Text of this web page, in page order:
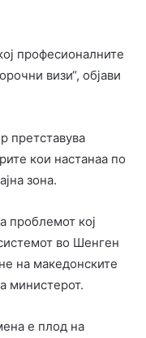
професионалните
визи“, објави
претставува
кои настанаа по
зона.
проблемот кој
во Шенген
на македонските
министерот.
е плод на